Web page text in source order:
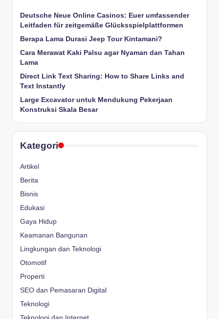
Deutsche Neue Online Casinos: Euer umfassender
Leitfaden für zeitgemäße Glücksspielplattformen
Berapa Lama Durasi Jeep Tour Kintamani?
Cara Merawat Kaki Palsu agar Nyaman dan Tahan
Lama
Direct Link Text Sharing: How to Share Links and
Text Instantly
Large Excavator untuk Mendukung Pekerjaan
Konstruksi Skala Besar
Kategori
Artikel
Berita
Bisnis
Edukasi
Gaya Hidup
Keamanan Bangunan
Lingkungan dan Teknologi
Otomotif
Properti
SEO dan Pemasaran Digital
Teknologi